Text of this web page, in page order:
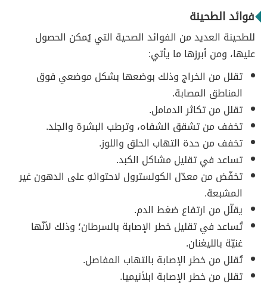
فوائد الطحينة
للطحينة العديد من الفوائد الصحية التي يُمكن الحصول
عليها، ومن أبرزها ما يأتي:
تقلل من الخراج وذلك بوضعها بشكل موضعي فوق
المناطق المصابة.
تقلل من تكاثر الدمامل.
تخفف من تشقق الشفاه، وترطب البشرة والجلد.
تخفف من حدة التهاب الحلق واللوز.
تساعد في تقليل مشاكل الكبد.
تخفّض من معدّل الكولسترول لاحتوائهِ على الدهون غير
المشبعة.
يقلّل من ارتفاع ضغط الدم.
تُساعد في تقليل خطر الإصابة بالسرطان؛ وذلك لأنّها
غنيّة بالليغنان.
تُقلل من خطر الإصابة بالتهاب المفاصل.
تقلل من خطر الإصابة ابلأنيميا.